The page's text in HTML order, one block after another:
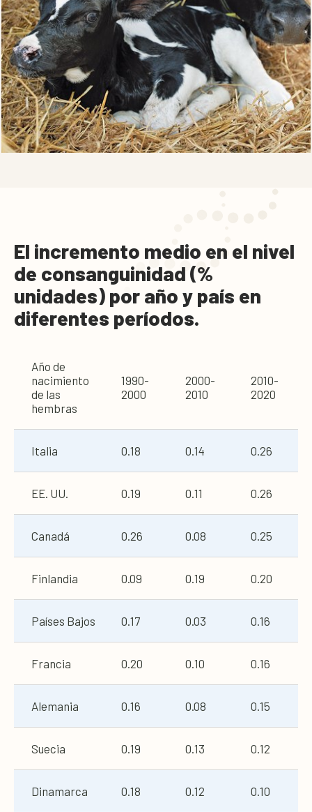
El incremento medio en el nivel
de consanguinidad (%
unidades) por año y país en
diferentes períodos.
Año de
nacimiento
de las
hembras
1990-
2000
2000-
2010
2010-
2020
Italia 0.18 0.14 0.26
EE. UU. 0.19 0.11 0.26
Canadá 0.26 0.08 0.25
Finlandia 0.09 0.19 0.20
Países Bajos 0.17 0.03 0.16
Francia 0.20 0.10 0.16
Alemania 0.16 0.08 0.15
Suecia 0.19 0.13 0.12
Dinamarca 0.18 0.12 0.10